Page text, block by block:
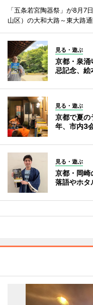
「五条若宮陶器祭」が8月7
山区）の大和大路～東大路
見る・遊ぶ
京都・泉
忌記念、絵
見る・遊ぶ
京都で夏
年、市内3
見る・遊ぶ
京都・岡
落語やホタ